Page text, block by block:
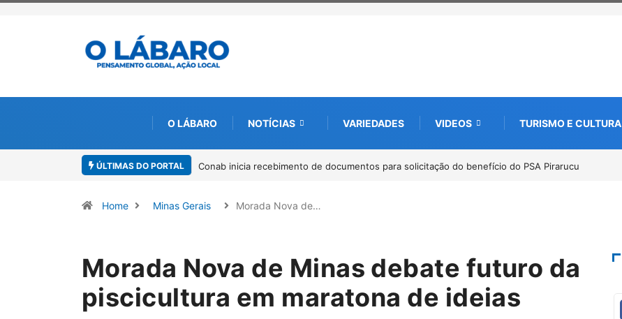
O LÁBARO NOTÍCIAS VARIEDADES VIDEOS TURISMO E CULTURA
ÚLTIMAS DO PORTAL
para solicitação do benefício do PSA PirarucuWorkshop internacional debate futuro da piscicultura com espécies nativas da
Home Minas Gerais Morada Nova de…
Morada Nova de Minas debate futuro da
piscicultura em maratona de ideias